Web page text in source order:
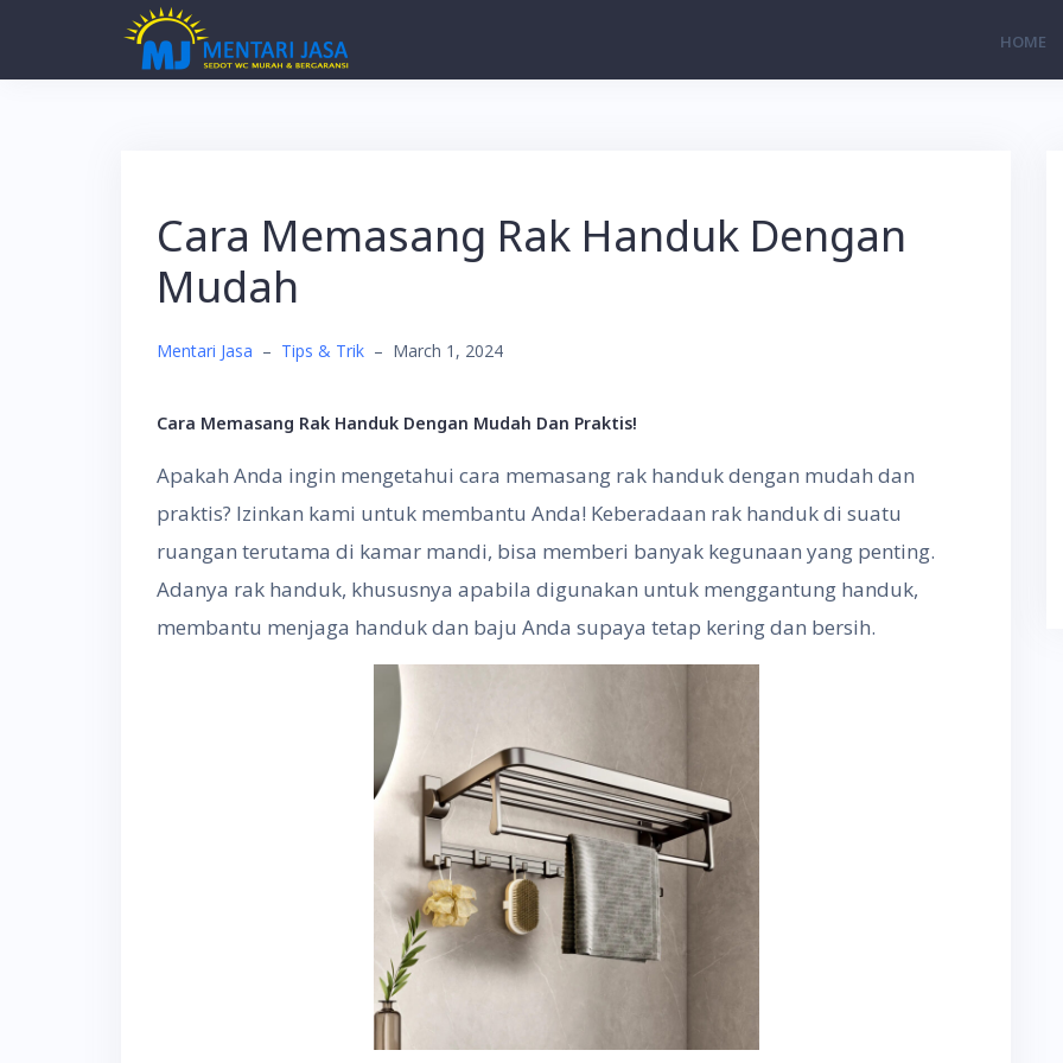
HOME
Cara Memasang Rak Handuk Dengan
Mudah
Mentari Jasa – Tips & Trik – March 1, 2024
Cara Memasang Rak Handuk Dengan Mudah Dan Praktis!
Apakah Anda ingin mengetahui cara memasang rak handuk dengan mudah dan
praktis? Izinkan kami untuk membantu Anda! Keberadaan rak handuk di suatu
ruangan terutama di kamar mandi, bisa memberi banyak kegunaan yang penting.
Adanya rak handuk, khususnya apabila digunakan untuk menggantung handuk,
membantu menjaga handuk dan baju Anda supaya tetap kering dan bersih.